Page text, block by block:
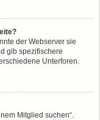
der Webserver sie
gib spezifischere
Unterforen.
Mitglied suchen“.